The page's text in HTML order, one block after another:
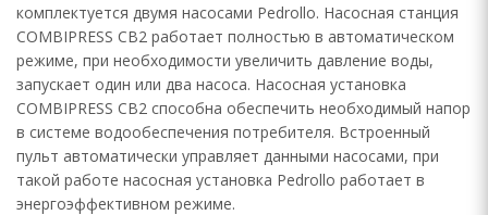
комплектуется двумя насосами Pedrollo. Насосная станция
COMBIPRESS CB2 работает полностью в автоматическом
режиме, при необходимости увеличить давление воды,
запускает один или два насоса. Насосная установка
COMBIPRESS CB2 способна обеспечить необходимый напор
в системе водообеспечения потребителя. Встроенный
пульт автоматически управляет данными насосами, при
такой работе насосная установка Pedrollo работает в
энергоэффективном режиме.